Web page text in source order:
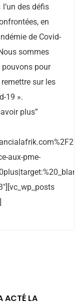
des défis
en
de Covid-
sommes
pour
sur les
19 ».
plus”
aux-pme-
ACTÉ LA